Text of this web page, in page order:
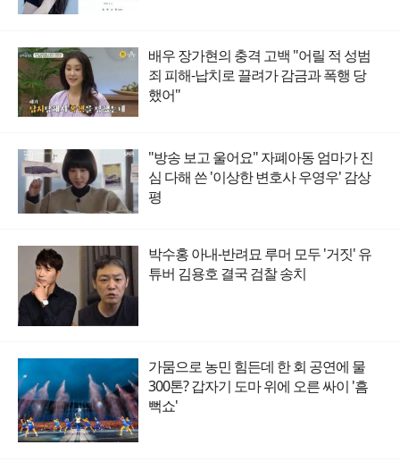
배우 장가현의 충격 고백 "어릴 적 성범
죄 피해-납치로 끌려가 감금과 폭행 당
했어"
"방송 보고 울어요" 자폐아동 엄마가 진
심 다해 쓴 '이상한 변호사 우영우' 감상
평
박수홍 아내-반려묘 루머 모두 '거짓' 유
튜버 김용호 결국 검찰 송치
가뭄으로 농민 힘든데 한 회 공연에 물
300톤? 갑자기 도마 위에 오른 싸이 '흠
뻑쇼'